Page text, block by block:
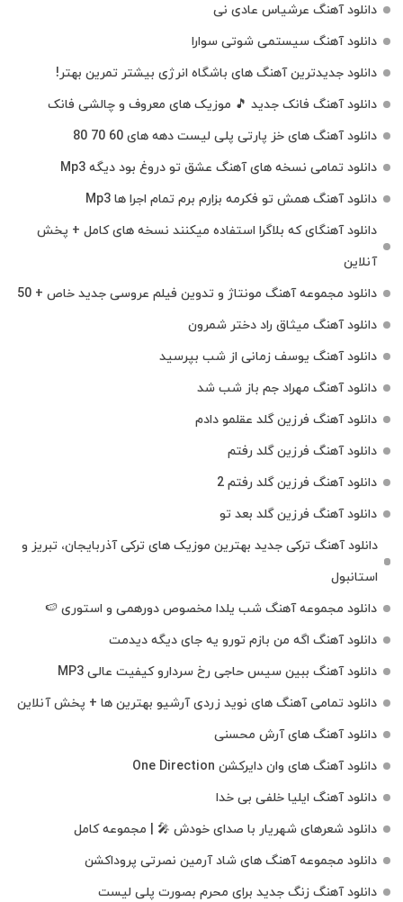
دانلود آهنگ عرشیاس عادی نی
دانلود آهنگ سیستمی شوتی سوارا
دانلود جدیدترین آهنگ‌ های باشگاه انرژی بیشتر تمرین بهتر!
دانلود آهنگ فانک جدید 🎵 موزیک‌ های معروف و چالشی فانک
دانلود آهنگ های خز پارتی پلی لیست دهه های 60 70 80
دانلود تمامی نسخه های آهنگ عشق تو دروغ بود دیگه Mp3
دانلود آهنگ همش تو فکرمه بزارم برم تمام اجرا ها Mp3
دانلود آهنگای که بلاگرا استفاده میکنند نسخه های کامل + پخش
آنلاین
دانلود مجموعه آهنگ مونتاژ و تدوین فیلم عروسی جدید خاص + 50
دانلود آهنگ میثاق راد دختر شمرون
دانلود آهنگ یوسف زمانی از شب بپرسید
دانلود آهنگ مهراد جم باز شب شد
دانلود آهنگ فرزین گلد عقلمو دادم
دانلود آهنگ فرزین گلد رفتم
دانلود آهنگ فرزین گلد رفتم 2
دانلود آهنگ فرزین گلد بعد تو
دانلود آهنگ ترکی جدید بهترین موزیک‌ های ترکی آذربایجان، تبریز و
استانبول
دانلود مجموعه آهنگ شب یلدا مخصوص دورهمی و استوری 🍉
دانلود آهنگ اگه من بازم تورو یه جای دیگه دیدمت
دانلود آهنگ ببین سیس حاجی رخ سردارو کیفیت عالی MP3
دانلود تمامی آهنگ های نوید زردی آرشیو بهترین ها + پخش آنلاین
دانلود آهنگ های آرش محسنی
دانلود آهنگ های وان دایرکشن One Direction
دانلود آهنگ ایلیا خلفی بی خدا
دانلود شعرهای شهریار با صدای خودش 🎤 | مجموعه کامل
دانلود مجموعه آهنگ های شاد آرمین نصرتی پروداکشن
دانلود آهنگ زنگ جدید برای محرم بصورت پلی لیست